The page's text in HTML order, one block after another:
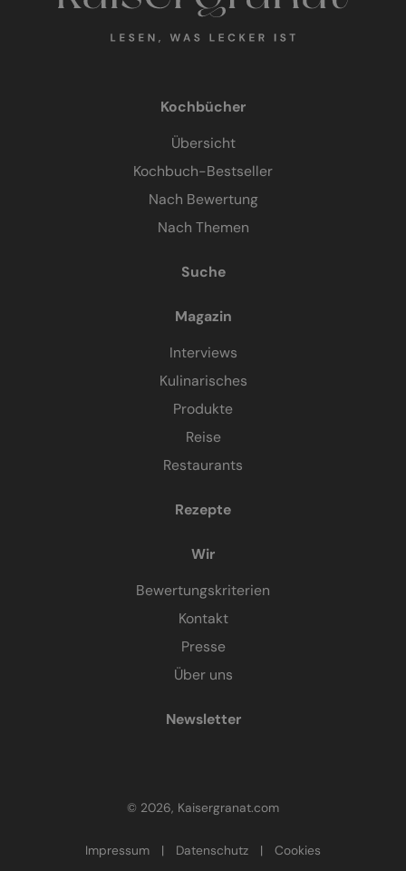
Kochbücher
Übersicht
Kochbuch-Bestseller
Nach Bewertung
Nach Themen
Suche
Magazin
Interviews
Kulinarisches
Produkte
Reise
Restaurants
Rezepte
Wir
Bewertungskriterien
Kontakt
Presse
Über uns
Newsletter
© 2026, Kaisergranat.com
Impressum | Datenschutz | Cookies